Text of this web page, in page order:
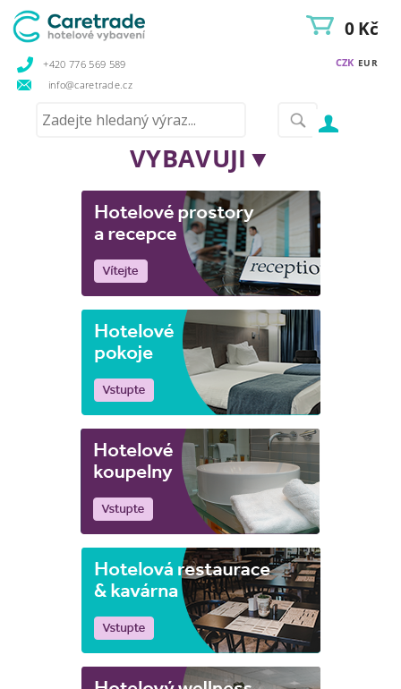
+420 776 569 589
info@caretrade.cz
CZK EUR
0 Kč
VYBAVUJI